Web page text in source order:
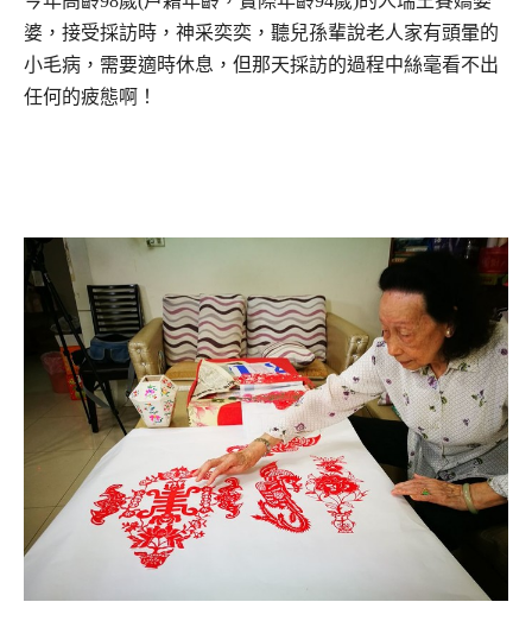
婆，接受採訪時，神采奕奕，聽兒孫輩說老人家有頭暈的
小毛病，需要適時休息，但那天採訪的過程中絲毫看不出
任何的疲態啊！